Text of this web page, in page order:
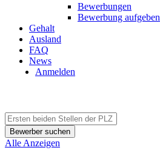
Bewerbungen
Bewerbung aufgeben
Gehalt
Ausland
FAQ
News
Anmelden
Bewerber suchen
Alle Anzeigen